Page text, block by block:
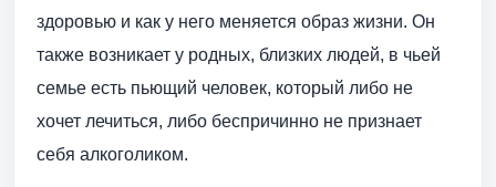
здоровью и как у него меняется образ жизни. Он
также возникает у родных, близких людей, в чьей
семье есть пьющий человек, который либо не
хочет лечиться, либо беспричинно не признает
себя алкоголиком.